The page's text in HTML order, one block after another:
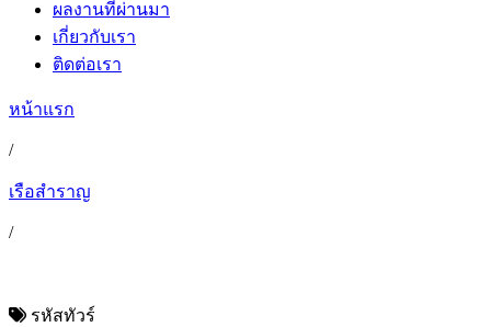
ผลงานที่ผ่านมา
เกี่ยวกับเรา
ติดต่อเรา
หน้าแรก
/
เรือสำราญ
/
รหัสทัวร์